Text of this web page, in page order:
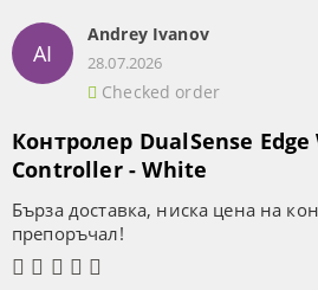
AI
Andrey Ivanov
28.07.2026
Checked order
Контролер DualSense
Controller - White
Бърза доставка, ниска цена на
препоръчал!